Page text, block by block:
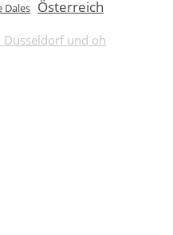
Dales Österreich
Düsseldorf und oh